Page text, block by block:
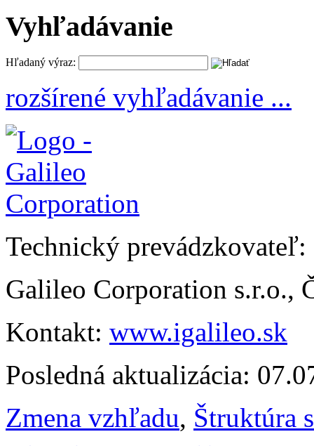
Vyhľadávanie
Hľadaný výraz:
rozšírené vyhľadávanie ...
Technický prevádzkovateľ:
Galileo Corporation s.r.o.,
Kontakt: www.igalileo.sk
Posledná aktualizácia:
Zmena vzhľadu, Štruktúra